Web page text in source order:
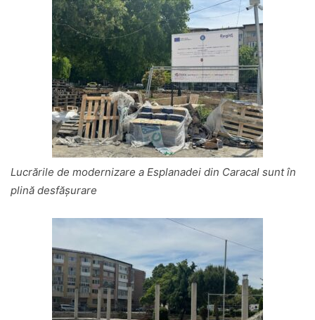
Lucrările de modernizare a Esplanadei din Caracal sunt în
plină desfășurare